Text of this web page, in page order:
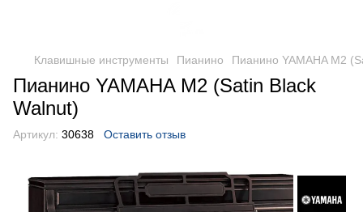
Клавишные инструменты Пианино Пианино YAMAHA M2
Пианино YAMAHA M2 (Satin Black
Walnut)
Артикул: 30638 Оставить отзыв